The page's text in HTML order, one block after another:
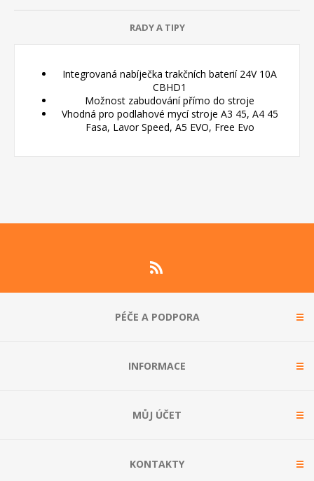
RADY A TIPY
Integrovaná nabíječka trakčních baterií 24V 10A
CBHD1
Možnost zabudování přímo do stroje
Vhodná pro podlahové mycí stroje A3 45, A4 45
Fasa, Lavor Speed, A5 EVO, Free Evo
PÉČE A PODPORA
INFORMACE
MŮJ ÚČET
KONTAKTY